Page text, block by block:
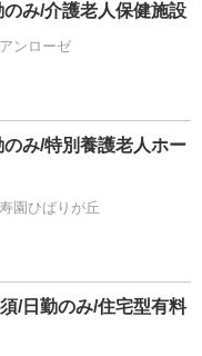
のみ/介護老人保健施設
ンローゼ
のみ/特別養護老人ホー
園ひばりが丘
/日勤のみ/住宅型有料